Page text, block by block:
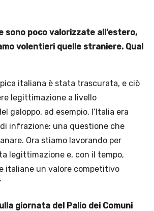
sono poco valorizzate all’estero,
volentieri quelle straniere. Qual
italiana è stata trascurata, e ciò
legittimazione a livello
galoppo, ad esempio, l’Italia era
infrazione: una questione che
Ora stiamo lavorando per
legittimazione e, con il tempo,
italiane un valore competitivo
giornata del Palio dei Comuni